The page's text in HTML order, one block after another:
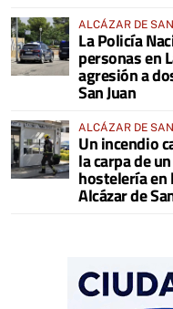
ALCÁZAR DE
La Policía
personas en
agresión a
San Juan
ALCÁZAR DE
Un incendio
la carpa de
hostelería en
Alcázar de